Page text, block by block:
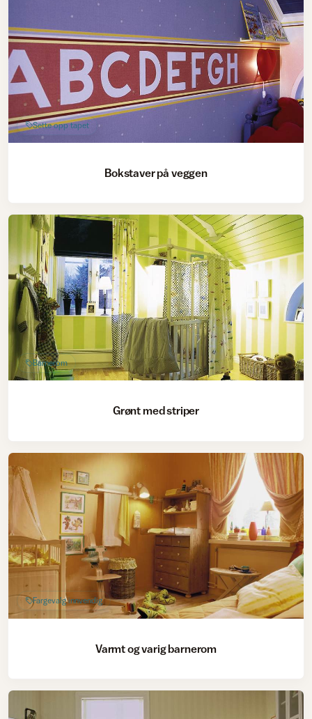
Sette opp tapet
Bokstaver på veggen
Barnerom
Grønt med striper
Fargevalg innvendig
Varmt og varig barnerom